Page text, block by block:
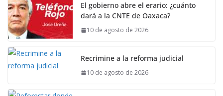
El gobierno abre el erario: ¿cuánto
dará a la CNTE de Oaxaca?
10 de agosto de 2026
Recrimine a la reforma judicial
10 de agosto de 2026